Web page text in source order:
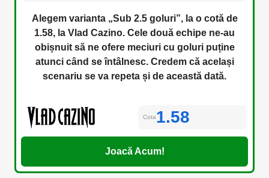
Alegem varianta „Sub 2.5 goluri”, la o cotă de
1.58, la Vlad Cazino. Cele două echipe ne-au
obișnuit să ne ofere meciuri cu goluri puține
atunci când se întâlnesc. Credem că același
scenariu se va repeta și de această dată.
Cota1.58
Joacă Acum!